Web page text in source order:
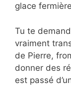
glace fermière
Tu te
vraiment
de Pierre,
donner des
est passé